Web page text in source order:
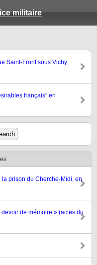
militaire
Saint-Front sous Vichy
français” en
la prison du Cherche-Midi, en
de mémoire » (actes du